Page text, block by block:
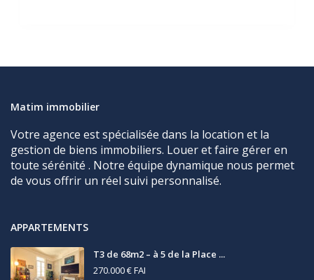
Matim immobilier
Votre agence est spécialisée dans la location et la
gestion de biens immobiliers. Louer et faire gérer en
toute sérénité . Notre équipe dynamique nous permet
de vous offrir un réel suivi personnalisé.
APPARTEMENTS
T3 de 68m2 – à 5 de la Place ...
270.000 €FAI